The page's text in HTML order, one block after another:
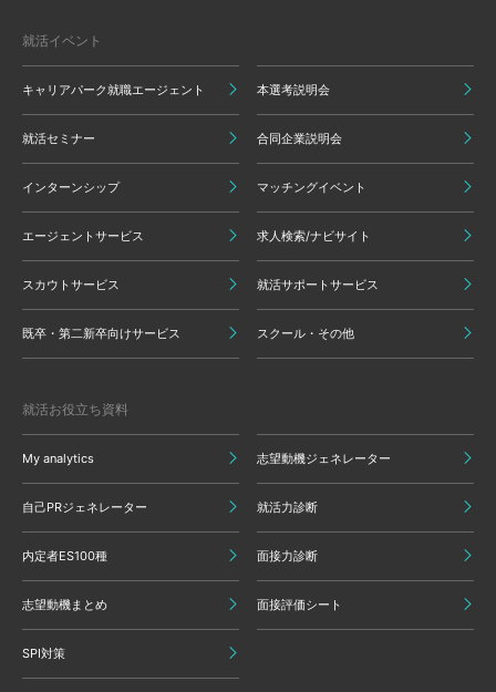
就活イベント
キャリアパーク就職エージェント 本選考説明会
就活セミナー 合同企業説明会
インターンシップ マッチングイベント
エージェントサービス 求人検索/ナビサイト
スカウトサービス 就活サポートサービス
既卒・第二新卒向けサービス スクール・その他
就活お役立ち資料
My analytics 志望動機ジェネレーター
自己PRジェネレーター 就活力診断
内定者ES100種 面接力診断
志望動機まとめ 面接評価シート
SPI対策